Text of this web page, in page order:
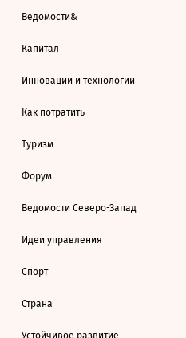
Ведомости&
Капитал
Инновации и технологии
Как потратить
Туризм
Форум
Ведомости Северо-Запад
Идеи управления
Спорт
Страна
Устойчивое развитие